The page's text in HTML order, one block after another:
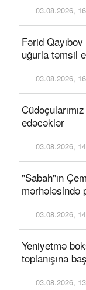
03.08.2026,
Fərid
uğurla təmsil
03.08.2026,
edəcəklər
03.08.2026,
"Sabah"ın
mərhələsində
03.08.2026,
Yeniyetmə
toplanışına
03.08.2026,